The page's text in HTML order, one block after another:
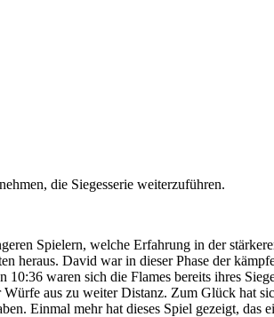
die Siegesserie weiterzuführen.
Spielern, welche Erfahrung in der
heraus. David war in dieser Phase der
waren sich die Flames bereits ihres
aus zu weiter Distanz. Zum Glück hat
Einmal mehr hat dieses Spiel gezeigt, das